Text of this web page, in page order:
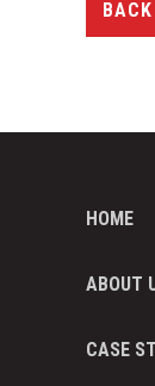
HOME
ABOUT
CASE